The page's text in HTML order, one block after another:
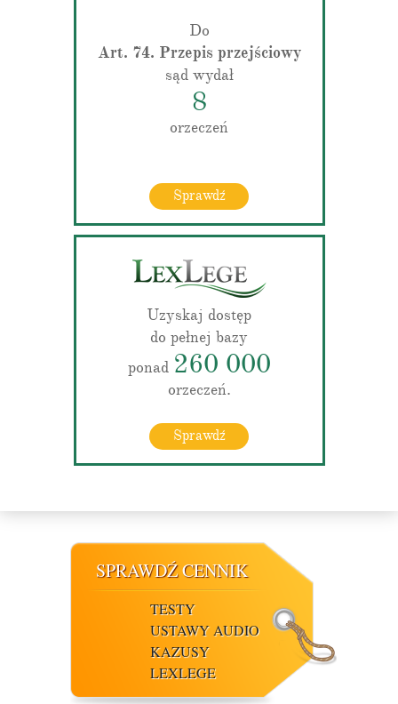
Do
Art. 74. Przepis przejściowy
sąd wydał
8
orzeczeń
Sprawdź
Uzyskaj dostęp
do pełnej bazy
ponad 260 000
orzeczeń.
Sprawdź
SPRAWDŹ CENNIK
TESTY
USTAWY AUDIO
KAZUSY
LEXLEGE